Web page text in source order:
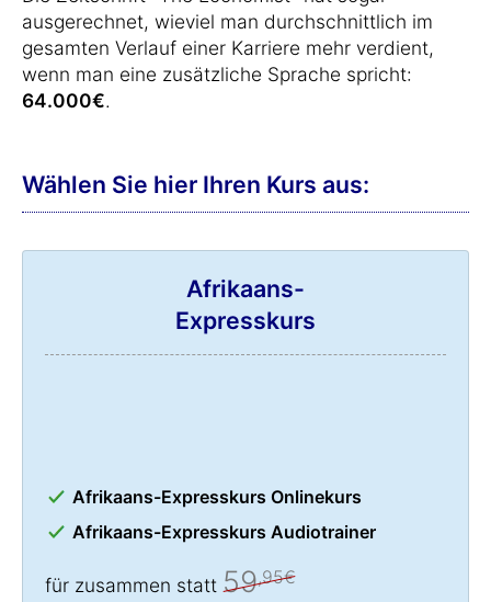
ausgerechnet, wieviel man durchschnittlich im
gesamten Verlauf einer Karriere mehr verdient,
wenn man eine zusätzliche Sprache spricht:
64.000€.
Wählen Sie hier Ihren Kurs aus:
Afrikaans-
Expresskurs
Afrikaans-Expresskurs Onlinekurs
Afrikaans-Expresskurs Audiotrainer
für zusammen statt 59,95€